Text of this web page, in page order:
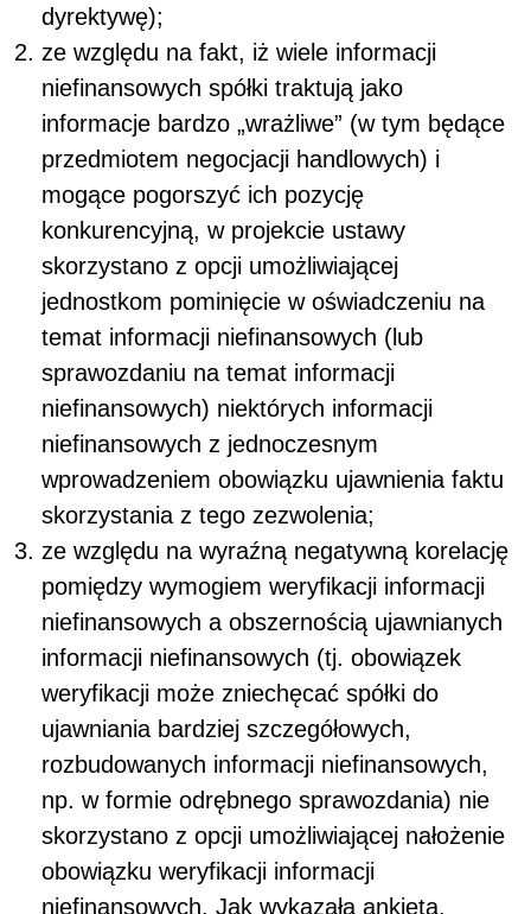
dyrektywę);
ze względu na fakt, iż wiele informacji
niefinansowych spółki traktują jako
informacje bardzo „wrażliwe” (w tym będące
przedmiotem negocjacji handlowych) i
mogące pogorszyć ich pozycję
konkurencyjną, w projekcie ustawy
skorzystano z opcji umożliwiającej
jednostkom pominięcie w oświadczeniu na
temat informacji niefinansowych (lub
sprawozdaniu na temat informacji
niefinansowych) niektórych informacji
niefinansowych z jednoczesnym
wprowadzeniem obowiązku ujawnienia faktu
skorzystania z tego zezwolenia;
ze względu na wyraźną negatywną korelację
pomiędzy wymogiem weryfikacji informacji
niefinansowych a obszernością ujawnianych
informacji niefinansowych (tj. obowiązek
weryfikacji może zniechęcać spółki do
ujawniania bardziej szczegółowych,
rozbudowanych informacji niefinansowych,
np. w formie odrębnego sprawozdania) nie
skorzystano z opcji umożliwiającej nałożenie
obowiązku weryfikacji informacji
niefinansowych. Jak wykazała ankieta,